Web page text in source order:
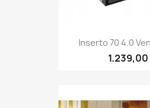
Inserto 70 4.0